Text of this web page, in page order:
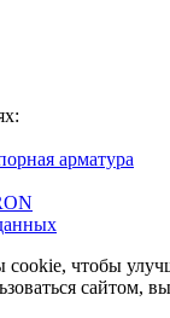
арматура
чтобы
сайтом,